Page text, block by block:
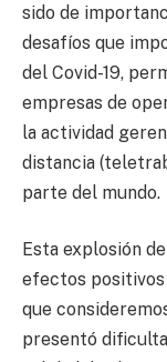
sido de
desafíos que
del Covid-19,
empresas de
la actividad
distancia
parte del mundo.
Esta explosión
efectos positivos
que
presentó